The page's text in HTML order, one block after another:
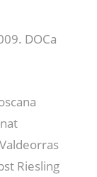
DOCa
Riesling